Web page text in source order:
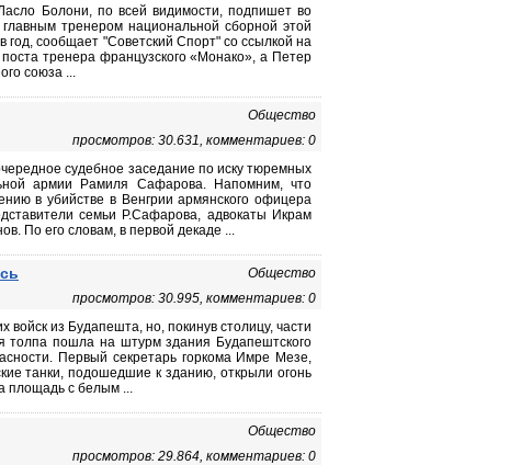
Болони, по всей видимости, подпишет во
тренером национальной сборной этой
сообщает "Советский Спорт" со ссылкой на
тренера французского «Монако», а Петер
союза ...
Общество
просмотров: 30.631, комментариев: 0
судебное заседание по иску тюремных
армии Рамиля Сафарова. Напомним, что
в убийстве в Венгрии армянского офицера
семьи Р.Сафарова, адвокаты Икрам
По его словам, в первой декаде ...
Общество
просмотров: 30.995, комментариев: 0
из Будапешта, но, покинув столицу, части
толпа пошла на штурм здания Будапештского
Первый секретарь горкома Имре Мезе,
танки, подошедшие к зданию, открыли огонь
площадь с белым ...
Общество
просмотров: 29.864, комментариев: 0